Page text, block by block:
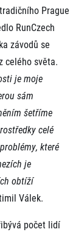
Prague
RunCzech
závodů se
celého světa.
je moje
sám
šetříme
celé
které
je
obtíží
Válek.
počet lidí